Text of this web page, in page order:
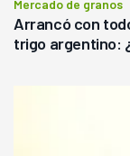
Mercado de granos
Arrancó con
trigo argentino: